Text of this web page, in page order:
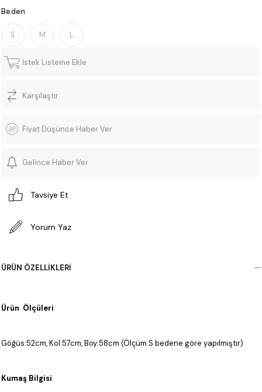
Beden
S M L
İstek Listeme Ekle
Karşılaştır
Fiyat Düşünce Haber Ver
Gelince Haber Ver
Tavsiye Et
Yorum Yaz
ÜRÜN ÖZELLIKLERI
Ürün Ölçüleri
Göğüs:52cm, Kol:57cm, Boy:58cm (Ölçüm S bedene göre yapılmıştır)
Kumaş Bilgisi